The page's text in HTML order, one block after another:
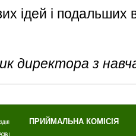
і подальших
директора з
ПРИЙМАЛЬНА КОМІСІЯ